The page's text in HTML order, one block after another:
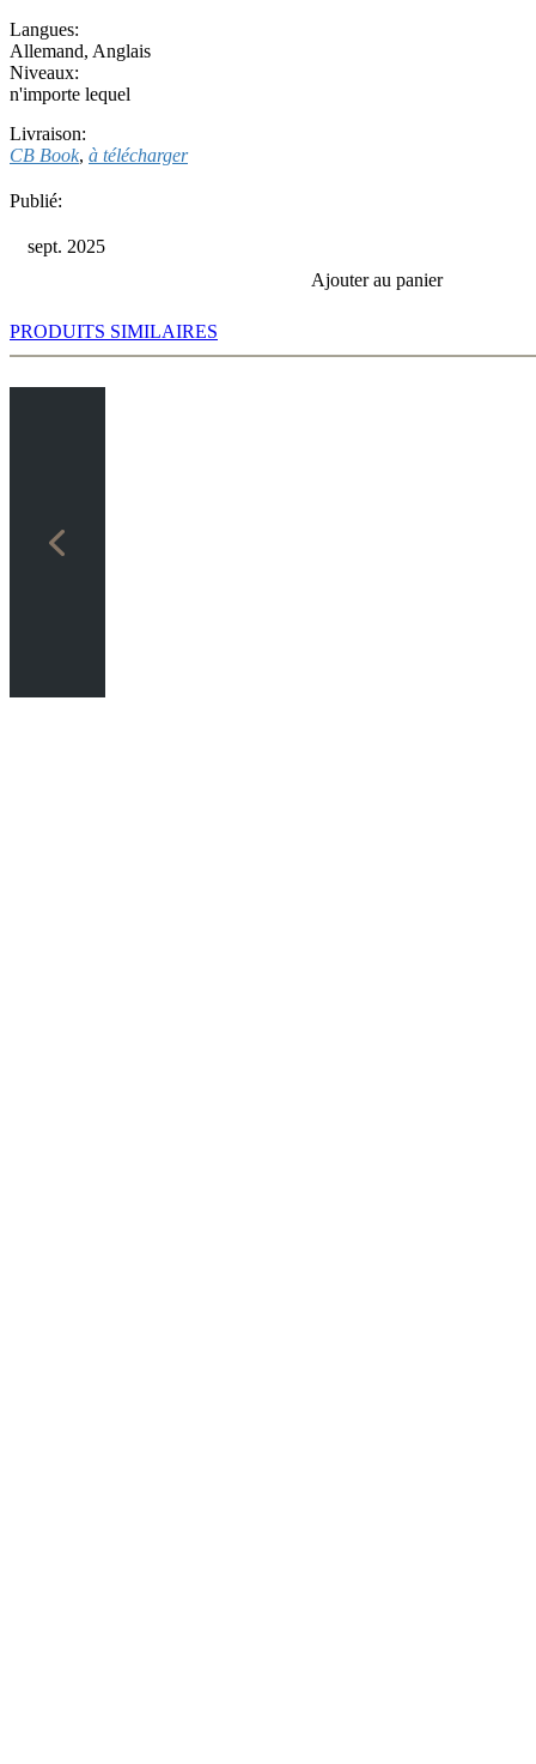
Langues:
Allemand, Anglais
Niveaux:
n'importe lequel
Livraison:
CB Book, à télécharger
Publié:
sept. 2025
Ajouter au panier
PRODUITS SIMILAIRES